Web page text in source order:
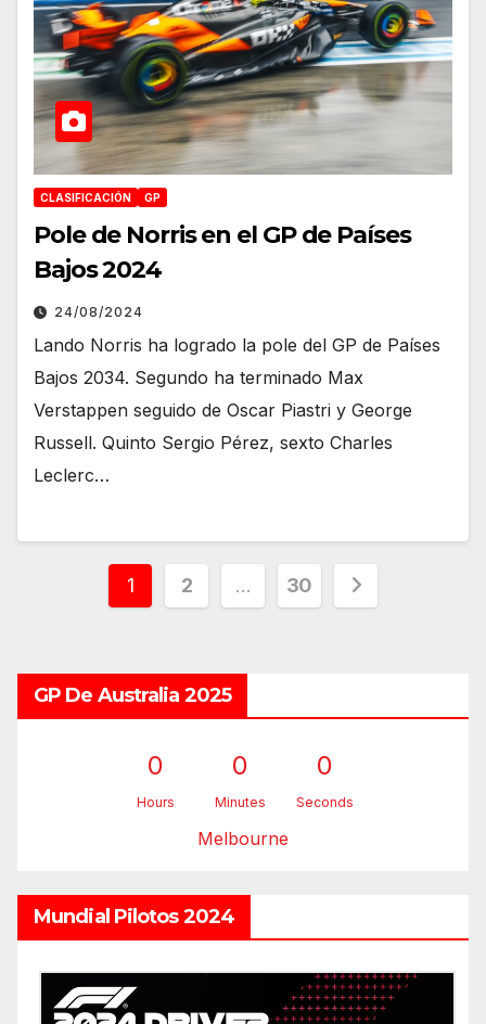
CLASIFICACIÓN GP
Pole de Norris en el GP de Países
Bajos 2024
24/08/2024
Lando Norris ha logrado la pole del GP de Países
Bajos 2034. Segundo ha terminado Max
Verstappen seguido de Oscar Piastri y George
Russell. Quinto Sergio Pérez, sexto Charles
Leclerc…
Paginación
entradas
1 2 … 30
GP De Australia 2025
0
Hours
0
Minutes
0
Seconds
Melbourne
Mundial Pilotos 2024